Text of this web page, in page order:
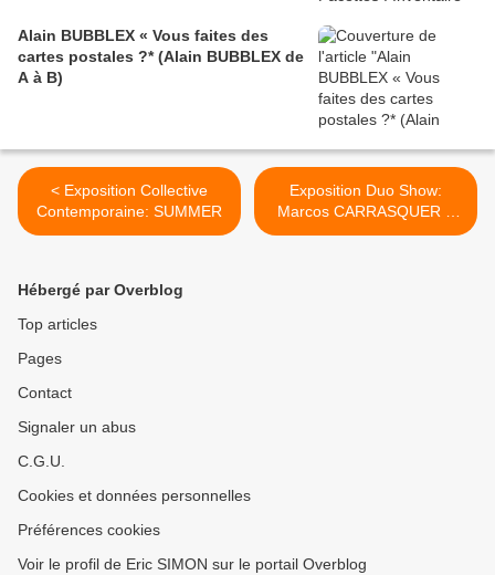
Alain BUBBLEX « Vous faites des
cartes postales ?* (Alain BUBBLEX de
A à B)
< Exposition Collective
Contemporaine: SUMMER
Exposition Duo Show:
Marcos CARRASQUER –
Richard MUDARIKI « Artist
Hébergé par Overblog
Top articles
Pages
Contact
Signaler un abus
C.G.U.
Cookies et données personnelles
Préférences cookies
Voir le profil de Eric SIMON sur le portail Overblog